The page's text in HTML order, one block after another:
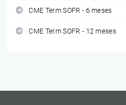
CME Term SOFR - 6 meses
CME Term SOFR - 12 meses